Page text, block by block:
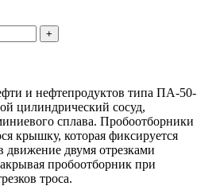
+
и нефтепродуктов типа ПА-50-
цилиндрический сосуд,
сплава. Пробоотборники
крышку, которая фиксируется
движение двумя отрезками
пробоотборник при
троса.